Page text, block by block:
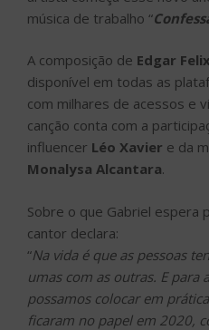
música de trabalho “
A composição de Edgar Felix
disponível em todas as
com milhares de acessos e
canção conta com a
influencer Léo Xavier e da
Monalysa Alcantara.
Sobre o que Gabriel espera
cantor declara:
“Na vida é que as pessoas
umas com as outras. E para
possamos colocar em
ficaram no papel em 2020,